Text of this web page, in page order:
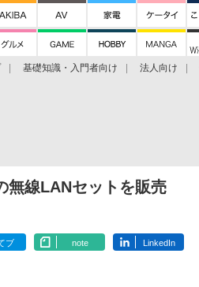
基礎知識・入門者向け 法人向け
無線LANセットを販売
ブ note LinkedIn